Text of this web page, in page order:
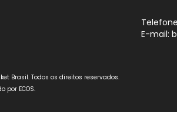
E-mail:
Brasil. Todos os direitos reservados.
por ECOS.